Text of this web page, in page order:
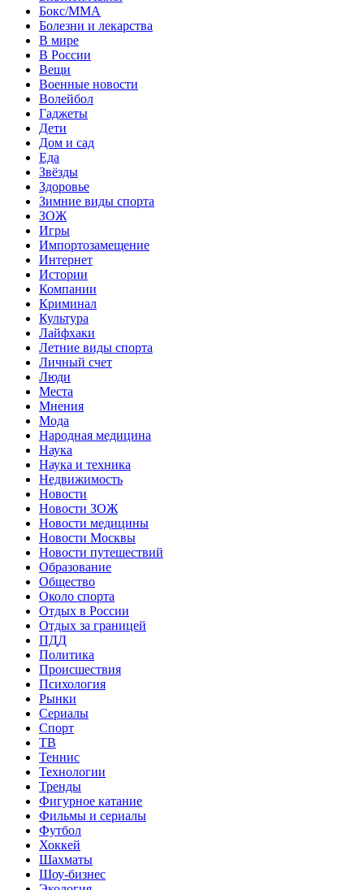
Бокс/MMA
Болезни и лекарства
В мире
В России
Вещи
Военные новости
Волейбол
Гаджеты
Дети
Дом и сад
Еда
Звёзды
Здоровье
Зимние виды спорта
ЗОЖ
Игры
Импортозамещение
Интернет
Истории
Компании
Криминал
Культура
Лайфхаки
Летние виды спорта
Личный счет
Люди
Места
Мнения
Мода
Народная медицина
Наука
Наука и техника
Недвижимость
Новости
Новости ЗОЖ
Новости медицины
Новости Москвы
Новости путешествий
Образование
Общество
Около спорта
Отдых в России
Отдых за границей
ПДД
Политика
Происшествия
Психология
Рынки
Сериалы
Спорт
ТВ
Теннис
Технологии
Тренды
Фигурное катание
Фильмы и сериалы
Футбол
Хоккей
Шахматы
Шоу-бизнес